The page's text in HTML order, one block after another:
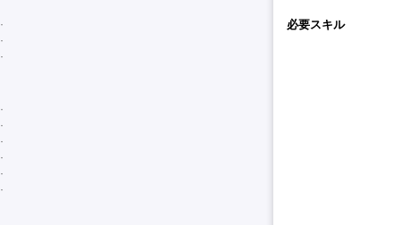
必要スキル